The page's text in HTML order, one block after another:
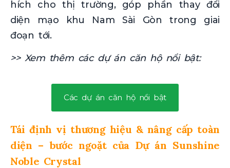
hích cho thị trường, góp phần thay đổi
diện mạo khu Nam Sài Gòn trong giai
đoạn tới.
>> Xem thêm các dự án căn hộ nổi bật:
Các dự án căn hộ nổi bật
Tái định vị thương hiệu & nâng cấp toàn
diện – bước ngoặt của Dự án Sunshine
Noble Crystal